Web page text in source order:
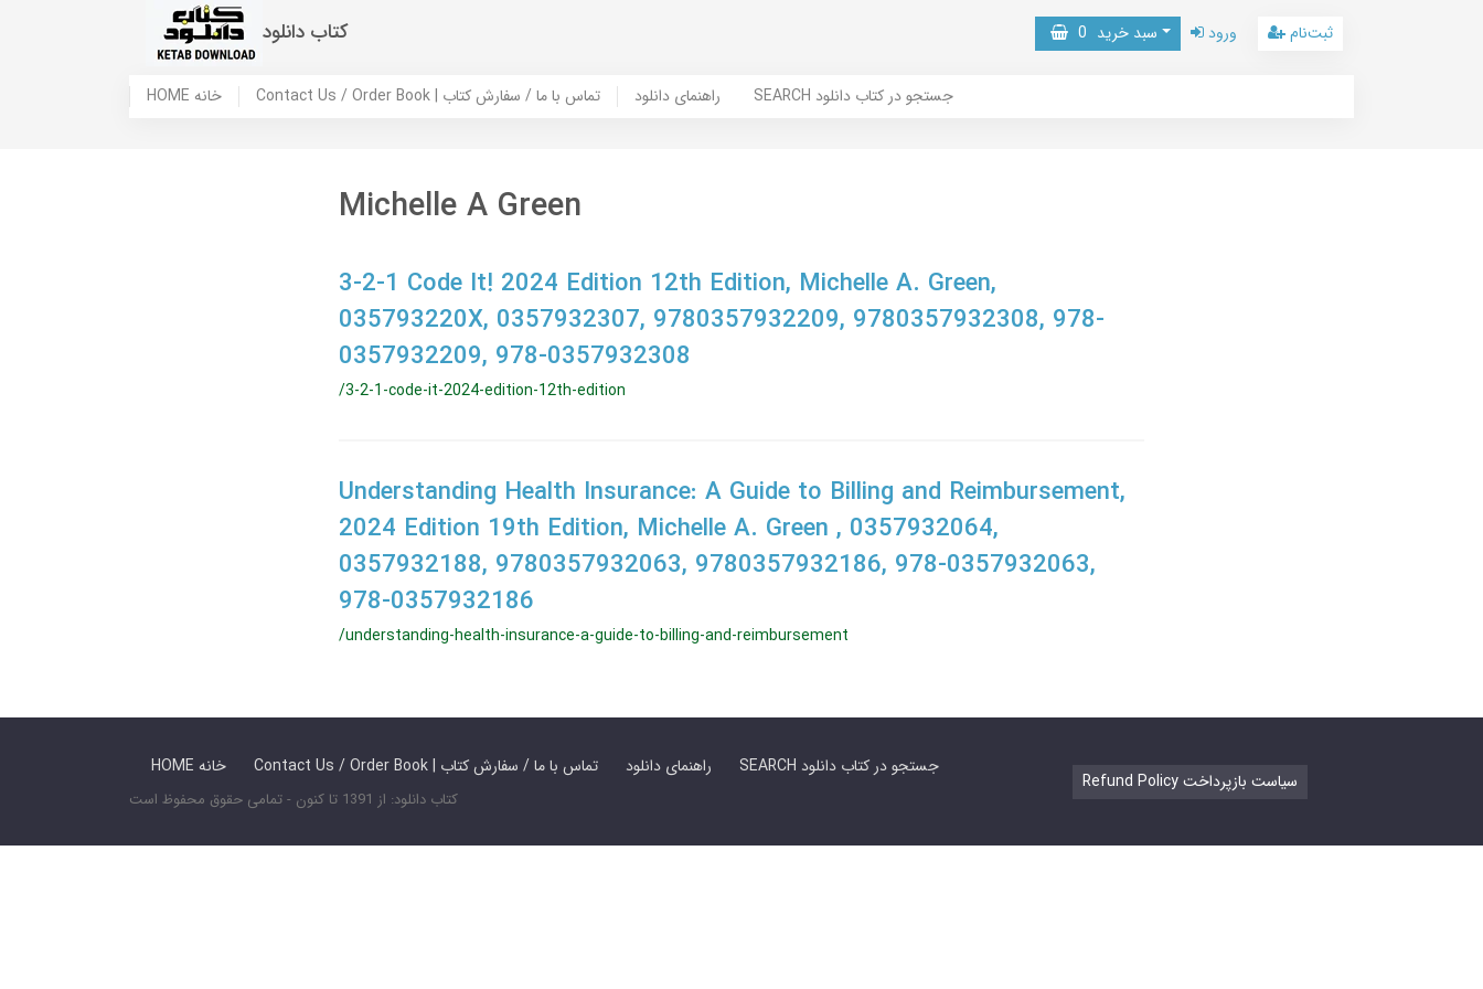
کتاب دانلود سبد خرید 0 ورود ثبت‌نام
HOME خانه Contact Us / Order Book | تماس با ما / سفارش کتاب راهنمای دانلود SEARCH جستجو در کتاب دانلود
Michelle A Green
3-2-1 Code It! 2024 Edition 12th Edition, Michelle A. Green,
035793220X, 0357932307, 9780357932209, 9780357932308, 978-
0357932209, 978-0357932308
/3-2-1-code-it-2024-edition-12th-edition
Understanding Health Insurance: A Guide to Billing and Reimbursement,
2024 Edition 19th Edition, Michelle A. Green , 0357932064,
0357932188, 9780357932063, 9780357932186, 978-0357932063,
978-0357932186
/understanding-health-insurance-a-guide-to-billing-and-reimbursement
HOME خانه Contact Us / Order Book | تماس با ما / سفارش کتاب راهنمای دانلود SEARCH جستجو در کتاب دانلود
کتاب دانلود: از 1391 تا کنون - تمامی حقوق محفوظ است
Refund Policy سیاست بازپرداخت